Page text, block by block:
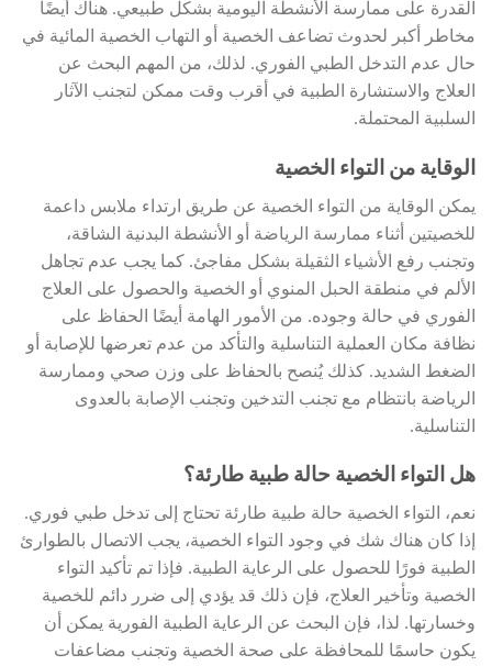
القدرة على ممارسة الأنشطة اليومية بشكل طبيعي. هناك أيضًا
مخاطر أكبر لحدوث تضاعف الخصية أو التهاب الخصية المائية في
حال عدم التدخل الطبي الفوري. لذلك، من المهم البحث عن
العلاج والاستشارة الطبية في أقرب وقت ممكن لتجنب الآثار
السلبية المحتملة.
الوقاية من التواء الخصية
يمكن الوقاية من التواء الخصية عن طريق ارتداء ملابس داعمة
للخصيتين أثناء ممارسة الرياضة أو الأنشطة البدنية الشاقة،
وتجنب رفع الأشياء الثقيلة بشكل مفاجئ. كما يجب عدم تجاهل
الألم في منطقة الحبل المنوي أو الخصية والحصول على العلاج
الفوري في حالة وجوده. من الأمور الهامة أيضًا الحفاظ على
نظافة مكان العملية التناسلية والتأكد من عدم تعرضها للإصابة أو
الضغط الشديد. كذلك يُنصح بالحفاظ على وزن صحي وممارسة
الرياضة بانتظام مع تجنب التدخين وتجنب الإصابة بالعدوى
التناسلية.
هل التواء الخصية حالة طبية طارئة؟
نعم، التواء الخصية حالة طبية طارئة تحتاج إلى تدخل طبي فوري.
إذا كان هناك شك في وجود التواء الخصية، يجب الاتصال بالطوارئ
الطبية فورًا للحصول على الرعاية الطبية. فإذا تم تأكيد التواء
الخصية وتأخير العلاج، فإن ذلك قد يؤدي إلى ضرر دائم للخصية
وخسارتها. لذا، فإن البحث عن الرعاية الطبية الفورية يمكن أن
يكون حاسمًا للمحافظة على صحة الخصية وتجنب مضاعفات